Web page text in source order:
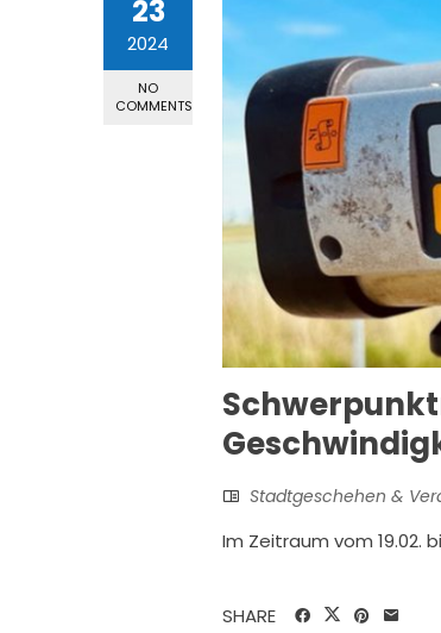
23
2024
NO
COMMENTS
Stadtgeschehen &
Im Zeitraum vom 19.02.
SHARE